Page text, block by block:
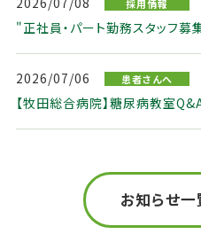
採用情報
"正社員・パート勤務スタッフ
2026/07/06 患者さんへ
【牧田総合病院】糖尿病教室
お知らせ